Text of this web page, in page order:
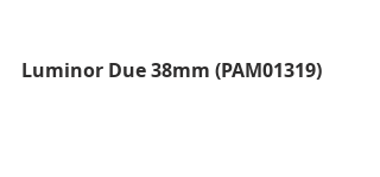
Luminor Due 38mm (PAM01319)